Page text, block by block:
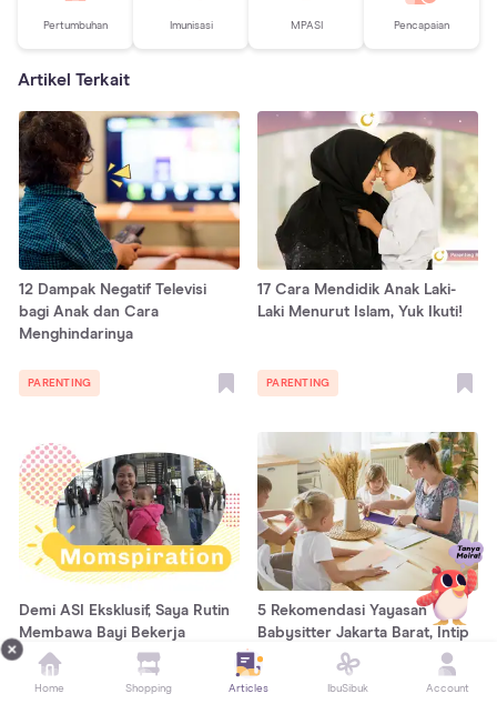
Pertumbuhan Imunisasi MPASI Pencapaian
Artikel Terkait
12 Dampak Negatif Televisi
bagi Anak dan Cara
Menghindarinya
PARENTING
17 Cara Mendidik Anak Laki-
Laki Menurut Islam, Yuk Ikuti!
PARENTING
Demi ASI Eksklusif, Saya Rutin
Membawa Bayi Bekerja
5 Rekomendasi Yayasan
Babysitter Jakarta Barat, Intip
yuk!
Home Shopping Articles IbuSibuk Account